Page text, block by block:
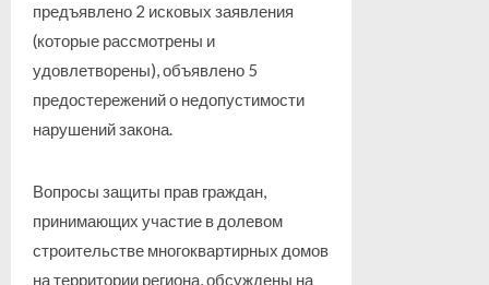
предъявлено 2 исковых заявления
(которые рассмотрены и
удовлетворены), объявлено 5
предостережений о недопустимости
нарушений закона.
Вопросы защиты прав граждан,
принимающих участие в долевом
строительстве многоквартирных домов
на территории региона, обсуждены на